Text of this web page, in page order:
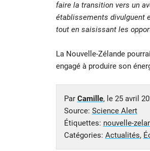
faire la transition vers un
établissements divulguent
tout en saisissant les
La Nouvelle-Zélande
engagé à produire son
Par Camille, le 25 avril
Source: Science Alert
Étiquettes: nouvelle-
Catégories: Actualités,